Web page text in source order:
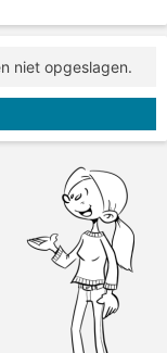
niet opgeslagen.